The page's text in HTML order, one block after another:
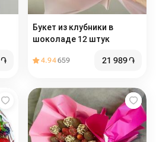
֏
Букет из клубники в
шоколаде 12 штук
4.94659 21 989֏